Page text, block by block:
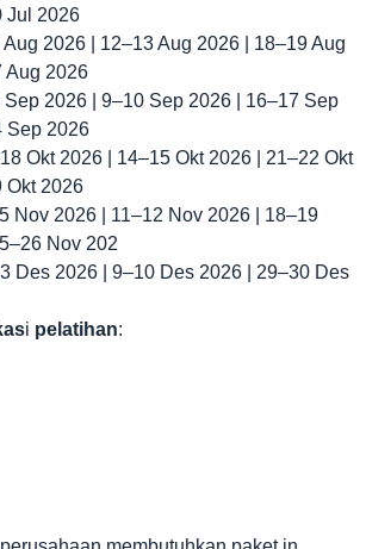
Jul 2026
Aug 2026 | 12–13 Aug 2026 | 18–19 Aug
Aug 2026
Sep 2026 | 9–10 Sep 2026 | 16–17 Sep
Sep 2026
Okt 2026 | 14–15 Okt 2026 | 21–22 Okt
Okt 2026
Nov 2026 | 11–12 Nov 2026 | 18–19
Nov 202
Des 2026 | 9–10 Des 2026 | 29–30 Des
i pelatihan: